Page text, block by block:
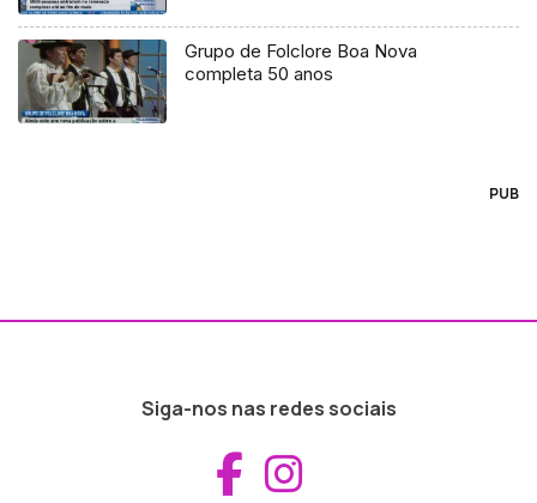
Grupo de Folclore Boa Nova
completa 50 anos
PUB
Siga-nos nas redes sociais
Aceder ao